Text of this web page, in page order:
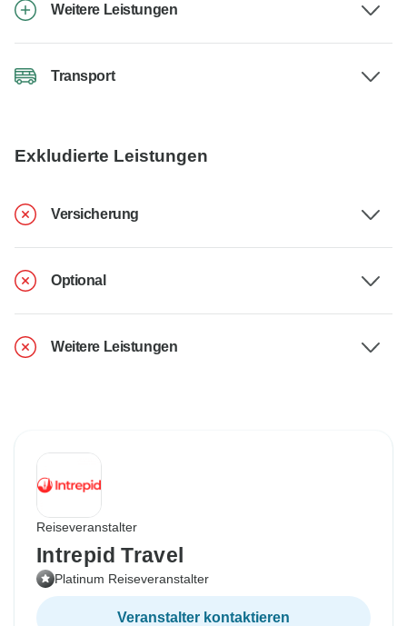
Weitere Leistungen
Transport
Exkludierte Leistungen
Versicherung
Optional
Weitere Leistungen
Reiseveranstalter
Intrepid Travel
Platinum Reiseveranstalter
Veranstalter kontaktieren